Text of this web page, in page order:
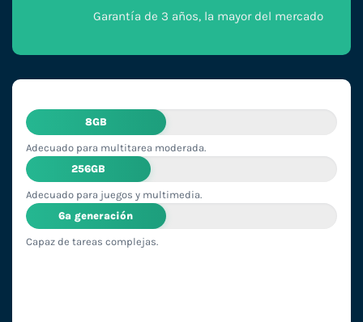
Garantía de 3 años, la mayor del mercado
8GB
Adecuado para multitarea moderada.
256GB
Adecuado para juegos y multimedia.
6ª generación
Capaz de tareas complejas.